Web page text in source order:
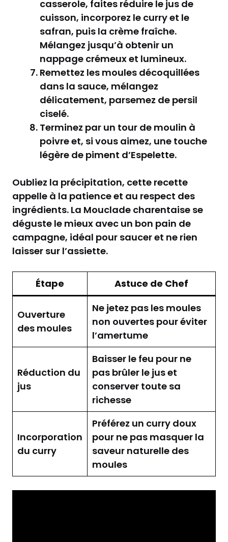
casserole, faites réduire le jus de
cuisson, incorporez le curry et le
safran, puis la crème fraîche.
Mélangez jusqu’à obtenir un
nappage crémeux et lumineux.
Remettez les moules décoquillées
dans la sauce, mélangez
délicatement, parsemez de persil
ciselé.
Terminez par un tour de moulin à
poivre et, si vous aimez, une touche
légère de piment d’Espelette.
Oubliez la précipitation, cette recette
appelle à la patience et au respect des
ingrédients. La Mouclade charentaise se
déguste le mieux avec un bon pain de
campagne, idéal pour saucer et ne rien
laisser sur l’assiette.
Étape Astuce de Chef
Ouverture
des moules
Ne jetez pas les moules
non ouvertes pour éviter
l’amertume
Réduction du
jus
Baisser le feu pour ne
pas brûler le jus et
conserver toute sa
richesse
Incorporation
du curry
Préférez un curry doux
pour ne pas masquer la
saveur naturelle des
moules